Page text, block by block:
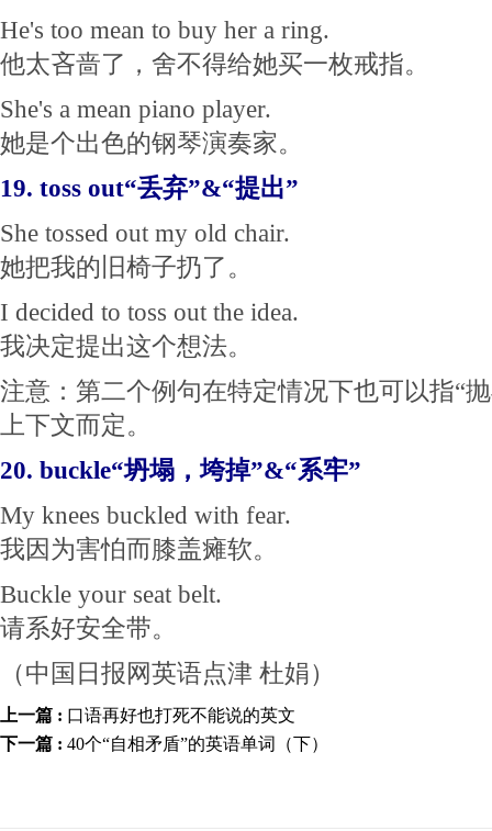
He's too mean to buy her a ring.
他太吝啬了，舍不得给她买一枚戒指。
She's a mean piano player.
她是个出色的钢琴演奏家。
19. toss out“丢弃”&“提出”
She ​tossed out my ​old ​chair.
她把我的旧椅子扔了。
I decided to toss out the idea.
我决定提出这个想法。
注意：第二个例句在特定情况下也可以指“
上下文而定。
20. buckle“坍塌，垮掉”&“系牢”
My knees buckled with fear.
我因为害怕而膝盖瘫软。
Buckle your seat belt.
请系好安全带。
（中国日报网英语点津 杜娟）
上一篇 : 口语再好也打死不能说的英文
下一篇 : 40个“自相矛盾”的英语单词（下）